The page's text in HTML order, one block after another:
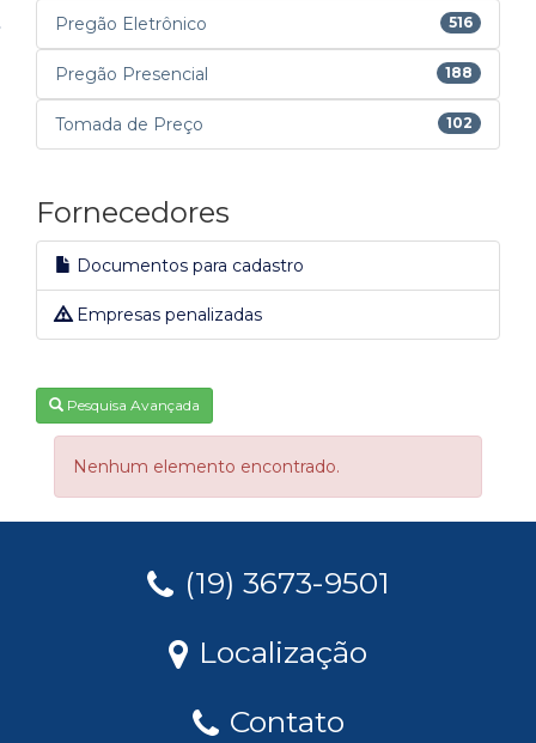
Pregão Eletrônico 516
Pregão Presencial 188
Tomada de Preço 102
Fornecedores
Documentos para cadastro
Empresas penalizadas
Pesquisa Avançada
Nenhum elemento encontrado.
(19) 3673-9501
Localização
Contato